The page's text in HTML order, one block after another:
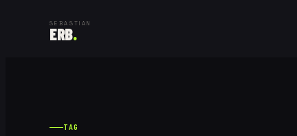
SEBASTIAN
ERB.
TAG